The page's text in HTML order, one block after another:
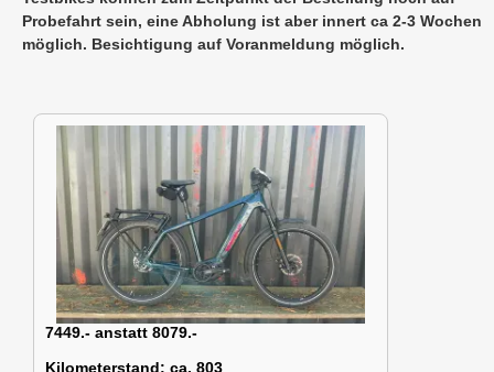
Probefahrt sein, eine Abholung ist aber innert ca 2-3 Wochen
möglich. Besichtigung auf Voranmeldung möglich.
7449.- anstatt 8079.-
Kilometerstand: ca. 803